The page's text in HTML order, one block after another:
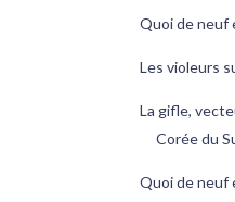
Quoi de neuf
Les violeurs
La gifle,
Corée du
Quoi de neuf